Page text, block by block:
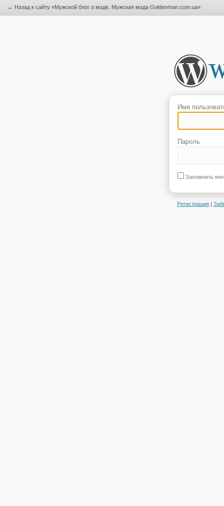
Имя
Пароль
Запомнить
Регистрация |
← Назад к сайту «Мужской блог о моде. Мужская мода Goldenman.com.ua»